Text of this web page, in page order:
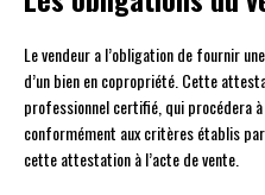
Le vendeur a l’obligation de fournir une
d’un bien en copropriété. Cette
professionnel certifié, qui procédera
conformément aux critères établis
cette attestation à l’acte de vente.